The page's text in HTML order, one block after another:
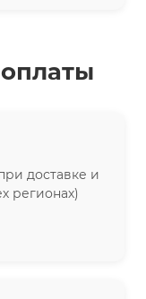
доставке и
регионах)